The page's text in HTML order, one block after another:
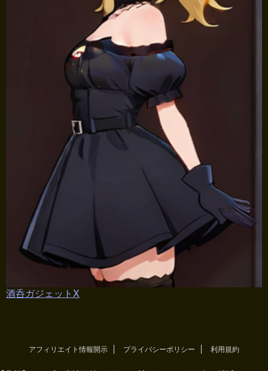
酒呑ガジェットX
アフィリエイト情報開示 プライバシーポリシー 利用規約